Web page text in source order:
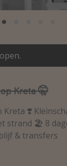
Kreta 🤫
Kreta ❣️
strand 🏖️ 8
& transfers